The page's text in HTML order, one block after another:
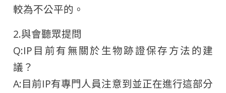
較為不公平的。
2.與會聽眾提問
Q:IP目前有無關於生物跡證保存方法的建
議？
A:目前IP有專門人員注意到並正在進行這部分